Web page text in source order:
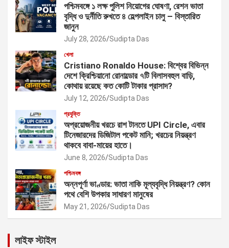
পশ্চিমবঙ্গে ১ লক্ষ পুলিশ নিয়োগের ঘোষণা, রেশন ভাতা
বৃদ্ধি ও দুর্নীতি রুখতে ৪ হেল্পলাইন চালু – বিস্তারিত
জানুন
July 28, 2026 Sudipta Das
খেলা
Cristiano Ronaldo House: বিশ্বের বিভিন্ন
দেশে ক্রিশ্চিয়ানো রোনাল্ডোর ৭টি বিলাসবহুল বাড়ি,
কোথায় রয়েছে কত কোটি টাকার প্রাসাদ?
July 12, 2026 Sudipta Das
প্রযুক্তি
অপ্রয়োজনীয় খরচে রাশ টানতে UPI Circle, এবার
টিনেজারদের ডিজিটাল পকেট মানি; খরচের নিয়ন্ত্রণ
থাকবে বাবা-মায়ের হাতে।
June 8, 2026 Sudipta Das
পশ্চিমবঙ্গ
অন্নপূর্ণা ভাণ্ডার: ভাতা নাকি মূল্যবৃদ্ধি নিয়ন্ত্রণ? কোন
পথে বেশি উপকার সাধারণ মানুষের
May 21, 2026 Sudipta Das
লাইফ স্টাইল